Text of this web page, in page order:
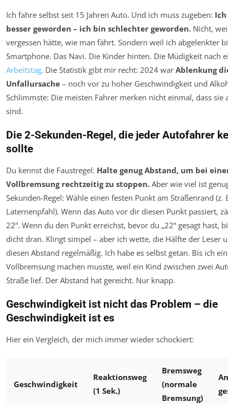
Ich fahre selbst seit 15 Jahren Auto. Und ich muss zugeben:
besser geworden – ich bin schlechter geworden. Nicht,
vergessen hätte, wie man fährt. Sondern weil ich abgelenkter
Smartphone. Das Navi. Die Kinder hinten. Die Müdigkeit nach
Arbeitstag. Die Statistik gibt mir recht: 2024 war Ablenkung
Unfallursache – noch vor zu hoher Geschwindigkeit und
Schlimmste: Die meisten Fahrer merken nicht einmal, dass sie
sind.
Die 2-Sekunden-Regel, die jeder Autofahrer
sollte
Du kennst die Faustregel: Halte genug Abstand, um bei
Vollbremsung rechtzeitig zu stoppen. Aber wie viel ist
Sekunden-Regel: Wähle einen festen Punkt am Straßenrand (z.
Laternenpfahl). Wenn das Auto vor dir diesen Punkt passiert,
22“. Wenn du den Punkt erreichst, bevor du „22“ gesagt hast,
dicht dran. Klingt simpel – aber ich wette, die Hälfte der Leser
diesen Abstand regelmäßig. Ich habe es selbst getan. Bis ich
Vollbremsung machen musste, weil ein Kind zwischen zwei
Straße lief. Der Abstand hat gereicht. Nur knapp.
Geschwindigkeit ist nicht das Problem – die
Geschwindigkeit ist es
Hier ein Vergleich, der mich immer wieder schockiert:
Geschwindigkeit
Reaktionsweg
(1 Sek.)
Bremsweg
(normale
Bremsung)